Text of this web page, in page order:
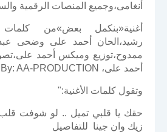
أنغامى،وجميع المنصات الرقمية
أغنية«بنكمل بعض»من
رشيد،الحان أحمد على وضحى عبد
ممدوح،توزيع وميكس أحمد
أحمد على، Produced By: AA-PRODUCTION
وتقول كلمات الأغنية:"
حقك يا قلبي تميل .. لو شوفت
زيك وان جينا للتفاصيل